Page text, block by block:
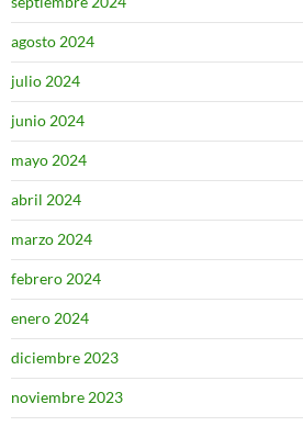
agosto 2024
julio 2024
junio 2024
mayo 2024
abril 2024
marzo 2024
febrero 2024
enero 2024
diciembre 2023
noviembre 2023